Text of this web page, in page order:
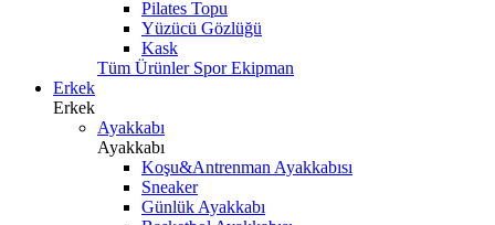
Pilates Topu
Yüzücü Gözlüğü
Kask
Tüm Ürünler Spor Ekipman
Erkek
Erkek
Ayakkabı
Ayakkabı
Koşu&Antrenman Ayakkabısı
Sneaker
Günlük Ayakkabı